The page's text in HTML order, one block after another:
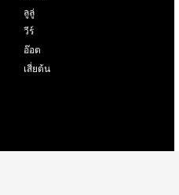
ลูลู่
วีร์
อ๊อต
เสี่ยต้น